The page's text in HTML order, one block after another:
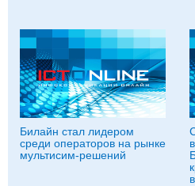
Билайн стал лидером
среди операторов на рынке
мультисим-решений